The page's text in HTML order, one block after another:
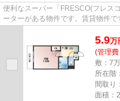
便利なスーパー「FRESCO(フレス
ーターがある物件です。賃貸物件
5.9万
(管理
敷：7
所在階
間取り
面積：